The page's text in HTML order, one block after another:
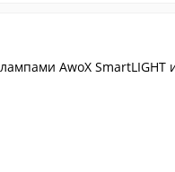
AwoX SmartLIGHT